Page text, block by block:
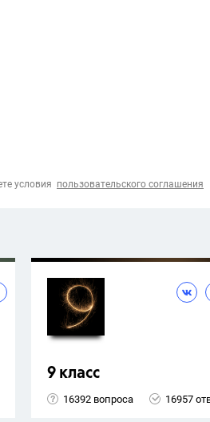
условия пользовательского соглашения
9 класс
16392 вопроса 16957